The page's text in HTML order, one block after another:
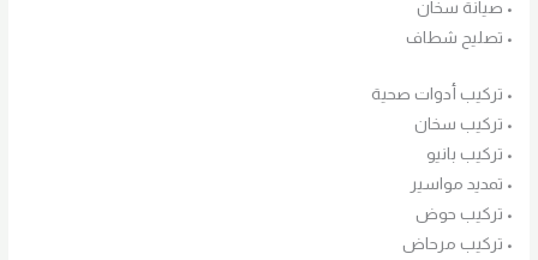
• صيانة سخان
• تصليح شطاف
• تركيب أدوات صحية
• تركيب سخان
• تركيب بانيو
• تمديد مواسير
• تركيب حوض
• تركيب مرحاض